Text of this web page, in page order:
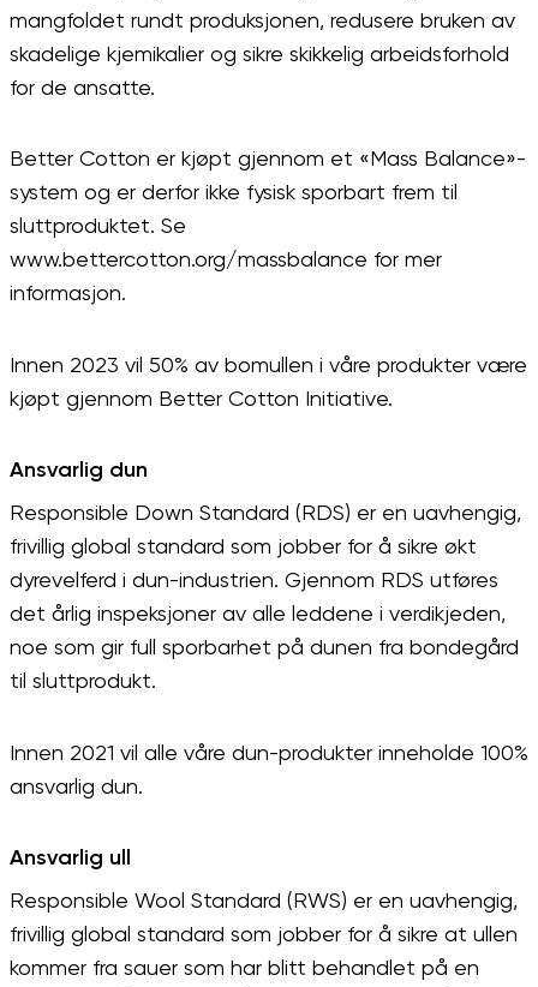
mangfoldet rundt produksjonen, redusere bruken av
skadelige kjemikalier og sikre skikkelig arbeidsforhold
for de ansatte.
Better Cotton er kjøpt gjennom et «Mass Balance»-
system og er derfor ikke fysisk sporbart frem til
sluttproduktet. Se
www.bettercotton.org/massbalance for mer
informasjon.
Innen 2023 vil 50% av bomullen i våre produkter være
kjøpt gjennom Better Cotton Initiative.
Ansvarlig dun
Responsible Down Standard (RDS) er en uavhengig,
frivillig global standard som jobber for å sikre økt
dyrevelferd i dun-industrien. Gjennom RDS utføres
det årlig inspeksjoner av alle leddene i verdikjeden,
noe som gir full sporbarhet på dunen fra bondegård
til sluttprodukt.
Innen 2021 vil alle våre dun-produkter inneholde 100%
ansvarlig dun.
Ansvarlig ull
Responsible Wool Standard (RWS) er en uavhengig,
frivillig global standard som jobber for å sikre at ullen
kommer fra sauer som har blitt behandlet på en